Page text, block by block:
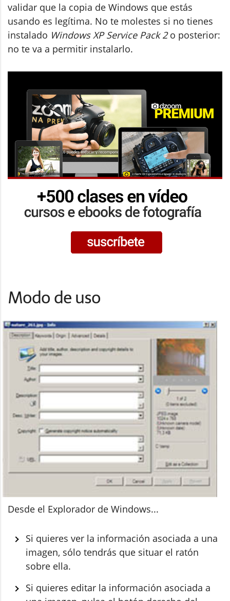
validar que la copia de Windows que estás
usando es legítima. No te molestes si no tienes
instalado Windows XP Service Pack 2o posterior:
no te va a permitir instalarlo.
Modo de uso
Desde el Explorador de Windows...
Si quieres ver la información asociada a una
imagen, sólo tendrás que situar el ratón
sobre ella.
Si quieres editar la información asociada a